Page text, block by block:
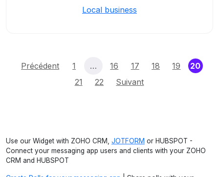
Local business
Précédent 1 … 16 17 18 19 20
21
22 Suivant
Use our Widget with ZOHO CRM, JOTFORM or HUBSPOT -
Connect your messaging app users and clients with your ZOHO
CRM and HUBSPOT